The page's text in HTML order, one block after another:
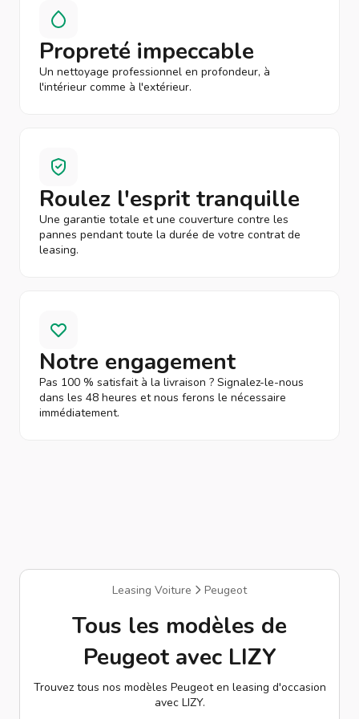
Propreté impeccable
Un nettoyage professionnel en profondeur, à
l'intérieur comme à l'extérieur.
Roulez l'esprit tranquille
Une garantie totale et une couverture contre les
pannes pendant toute la durée de votre contrat de
leasing.
Notre engagement
Pas 100 % satisfait à la livraison ? Signalez-le-nous
dans les 48 heures et nous ferons le nécessaire
immédiatement.
Leasing Voiture Peugeot
Tous les modèles de
Peugeot avec LIZY
Trouvez tous nos modèles Peugeot en leasing d'occasion
avec LIZY.